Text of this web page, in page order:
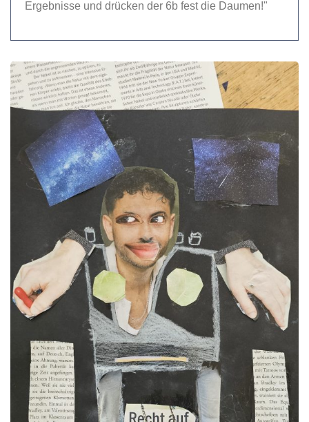
Ergebnisse und drücken der 6b fest die Daumen!"